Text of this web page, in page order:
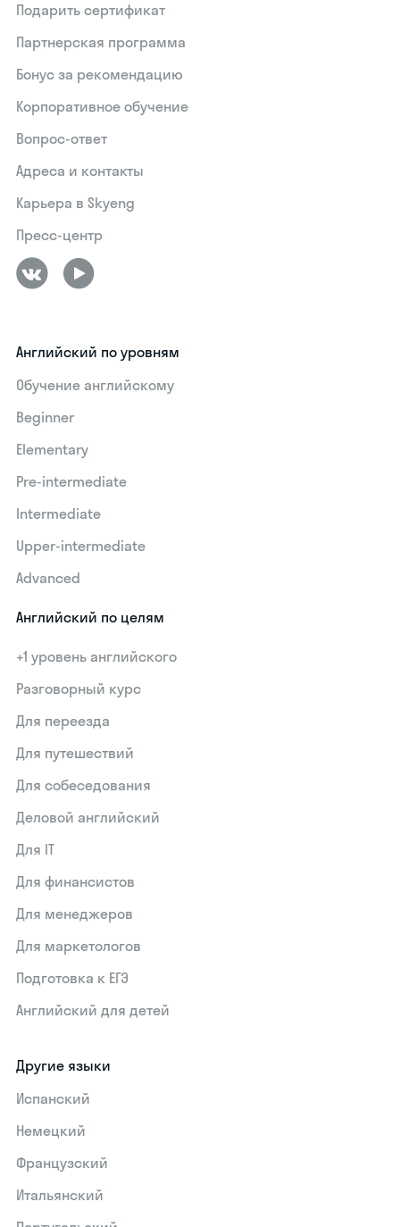
Подарить сертификат
Партнерская программа
Бонус за рекомендацию
Корпоративное обучение
Вопрос-ответ
Адреса и контакты
Карьера в Skyeng
Пресс-центр
Английский по уровням
Обучение английскому
Beginner
Elementary
Pre-intermediate
Intermediate
Upper-intermediate
Advanced
Английский по целям
+1 уровень английского
Разговорный курс
Для переезда
Для путешествий
Для собеседования
Деловой английский
Для IT
Для финансистов
Для менеджеров
Для маркетологов
Подготовка к ЕГЭ
Английский для детей
Другие языки
Испанский
Немецкий
Французский
Итальянский